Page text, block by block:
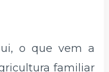
o que vem a
familiar